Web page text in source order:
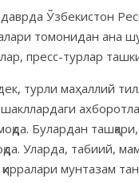
Ўзбекистон
томонидан ана
пресс-турлар
турли маҳаллий
шакллардаги
Булардан
Уларда, табиий,
мунтазам